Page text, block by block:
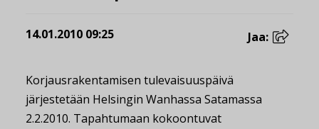
14.01.2010 09:25 Jaa:
Korjausrakentamisen tulevaisuuspäivä
järjestetään Helsingin Wanhassa Satamassa
2.2.2010. Tapahtumaan kokoontuvat